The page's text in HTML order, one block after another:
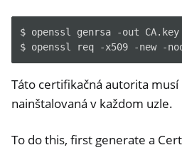
$ openssl genrsa -out CA.key
$ openssl req -x509 -new -
Táto certifikačná autorita
nainštalovaná v každom uzle.
To do this, first generate a